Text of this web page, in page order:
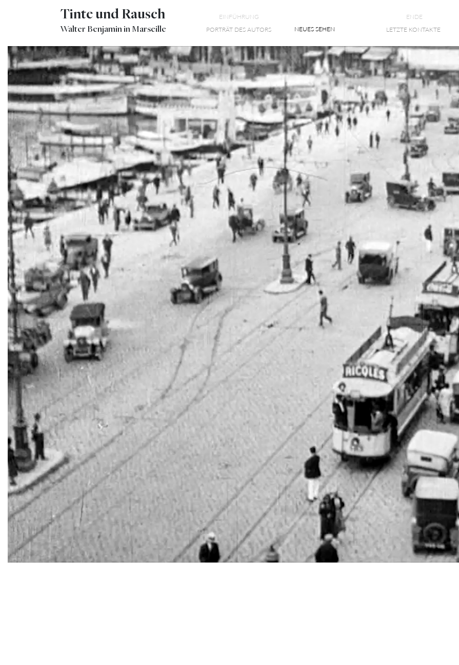
Tinte und Rausch
Walter Benjamin in Marseille
EINFÜHRUNG
PORTRÄT DES AUTORS
NEUES SEHEN
ENDE
LETZTE KONTAKTE
LE PONT TRANSBORDEUR
EXTRAIT MARSEILLE VIEUX-PORT
TUMBLR